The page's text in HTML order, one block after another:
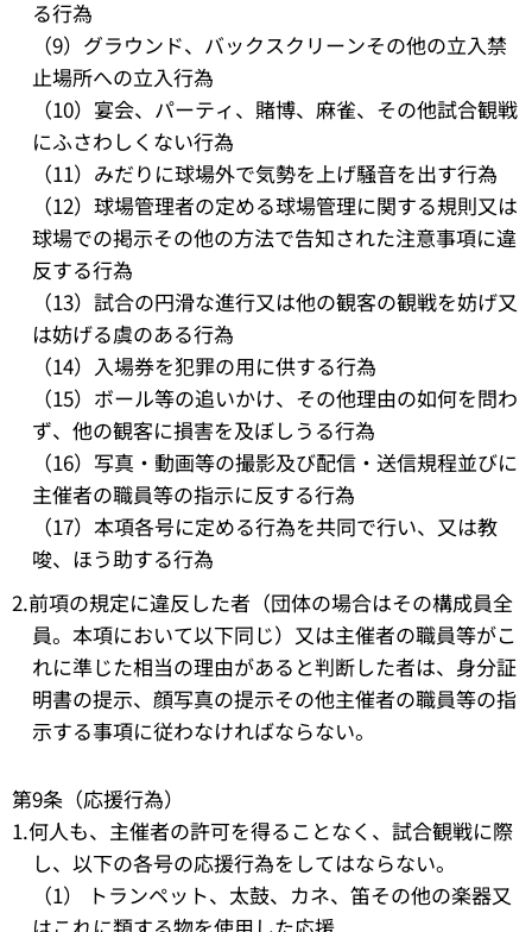
る行為
（9）グラウンド、バックスクリーンその他の立入禁
止場所への立入行為
（10）宴会、パーティ、賭博、麻雀、その他試合観戦
にふさわしくない行為
（11）みだりに球場外で気勢を上げ騒音を出す行為
（12）球場管理者の定める球場管理に関する規則又は
球場での掲示その他の方法で告知された注意事項に違
反する行為
（13）試合の円滑な進行又は他の観客の観戦を妨げ又
は妨げる虞のある行為
（14）入場券を犯罪の用に供する行為
（15）ボール等の追いかけ、その他理由の如何を問わ
ず、他の観客に損害を及ぼしうる行為
（16）写真・動画等の撮影及び配信・送信規程並びに
主催者の職員等の指示に反する行為
（17）本項各号に定める行為を共同で行い、又は教
唆、ほう助する行為
2.前項の規定に違反した者（団体の場合はその構成員全
員。本項において以下同じ）又は主催者の職員等がこ
れに準じた相当の理由があると判断した者は、身分証
明書の提示、顔写真の提示その他主催者の職員等の指
示する事項に従わなければならない。
第9条（応援行為）
1.何人も、主催者の許可を得ることなく、試合観戦に際
し、以下の各号の応援行為をしてはならない。
（1） トランペット、太鼓、カネ、笛その他の楽器又